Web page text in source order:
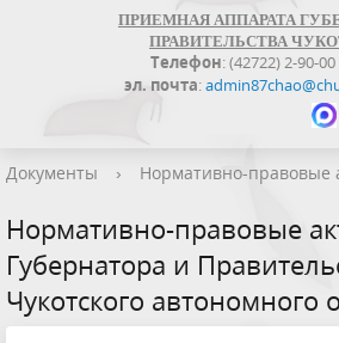
ПРИЕМНАЯ АППАРАТА
ПРАВИТЕЛЬСТВА
Телефон: (42722) 2-90-
эл. почта:
Документы › Нормативно-правовые
Нормативно-правовые
Губернатора и
Чукотского автономного